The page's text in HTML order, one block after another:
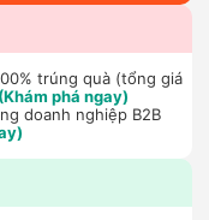
trúng quà (tổng giá
(Khám phá ngay)
doanh nghiệp B2B